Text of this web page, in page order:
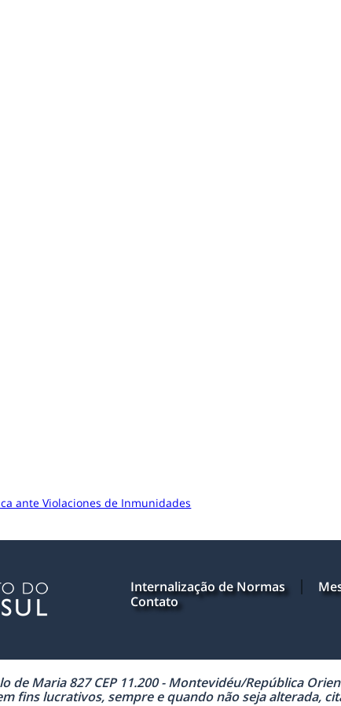
ante Violaciones de Inmunidades
Internalização de Normas
Contato
de Maria 827 CEP 11.200 - Montevidéu/República
fins lucrativos, sempre e quando não seja alterada,